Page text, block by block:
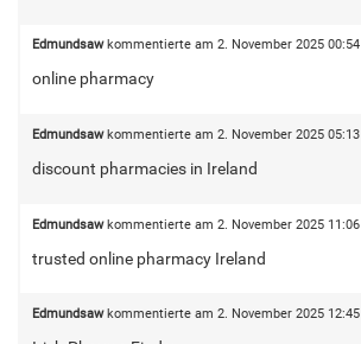
Edmundsawkommentierte am 2. November 2025 00:54
online pharmacy
Edmundsawkommentierte am 2. November 2025 05:13
discount pharmacies in Ireland
Edmundsawkommentierte am 2. November 2025 11:06
trusted online pharmacy Ireland
Edmundsawkommentierte am 2. November 2025 12:45